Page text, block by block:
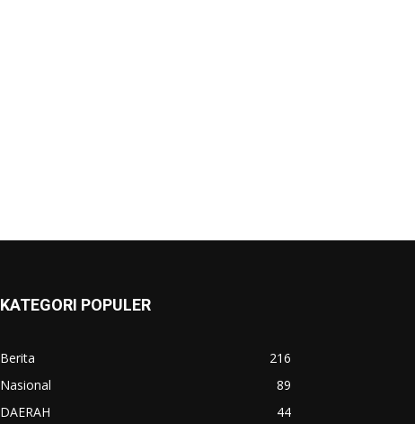
KATEGORI POPULER
Berita
216
Nasional
89
DAERAH
44